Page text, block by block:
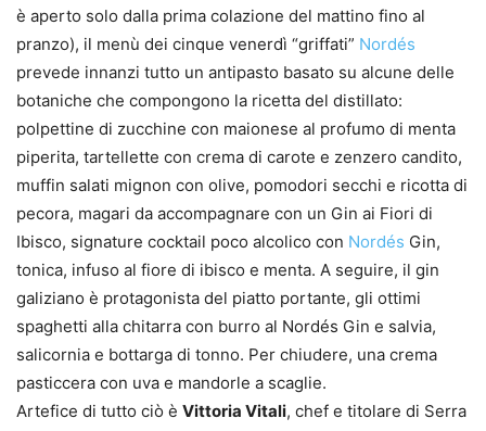
è aperto solo dalla prima colazione del mattino fino al
pranzo), il menù dei cinque venerdì “griffati” Nordés
prevede innanzi tutto un antipasto basato su alcune delle
botaniche che compongono la ricetta del distillato:
polpettine di zucchine con maionese al profumo di menta
piperita, tartellette con crema di carote e zenzero candito,
muffin salati mignon con olive, pomodori secchi e ricotta di
pecora, magari da accompagnare con un Gin ai Fiori di
Ibisco, signature cocktail poco alcolico con Nordés Gin,
tonica, infuso al fiore di ibisco e menta. A seguire, il gin
galiziano è protagonista del piatto portante, gli ottimi
spaghetti alla chitarra con burro al Nordés Gin e salvia,
salicornia e bottarga di tonno. Per chiudere, una crema
pasticcera con uva e mandorle a scaglie.
Artefice di tutto ciò è Vittoria Vitali, chef e titolare di Serra